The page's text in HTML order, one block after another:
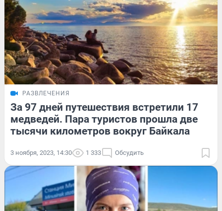
РАЗВЛЕЧЕНИЯ
За 97 дней путешествия встретили 17
медведей. Пара туристов прошла две
тысячи километров вокруг Байкала
3 ноября, 2023, 14:30 1 333 Обсудить